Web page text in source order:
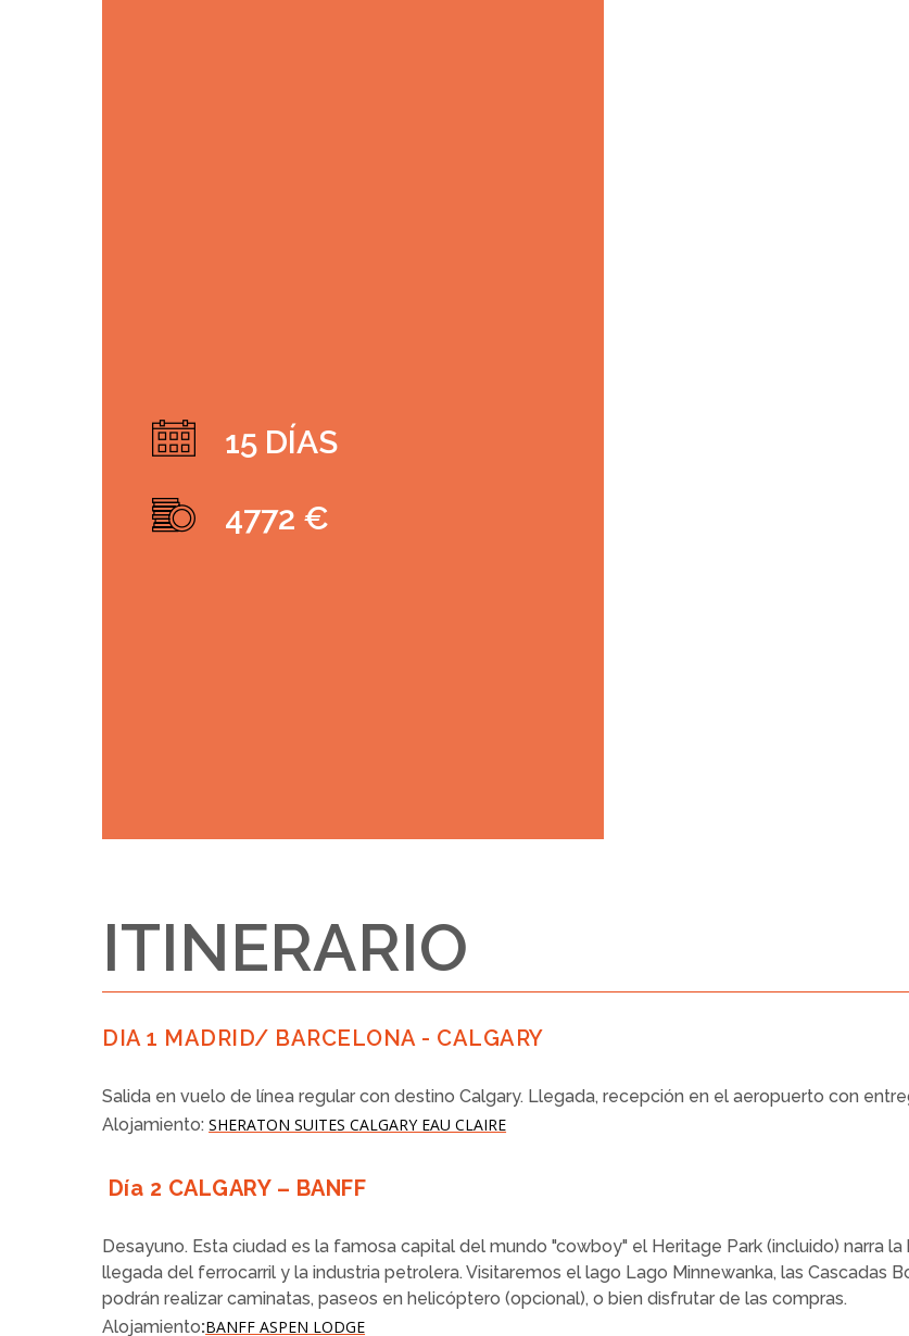
15 DÍAS
4772 €
ITINERARIO
DIA 1 MADRID/ BARCELONA - CALGARY
Salida en vuelo de línea regular con destino Calgary. Llegada, recepción en el aeropuerto con
Alojamiento: SHERATON SUITES CALGARY EAU CLAIRE
Día 2 CALGARY – BANFF
Desayuno. Esta ciudad es la famosa capital del mundo "cowboy" el Heritage Park (incluido) narra
llegada del ferrocarril y la industria petrolera. Visitaremos el lago Lago Minnewanka, las Cascadas
podrán realizar caminatas, paseos en helicóptero (opcional), o bien disfrutar de las compras.
Alojamiento:BANFF ASPEN LODGE